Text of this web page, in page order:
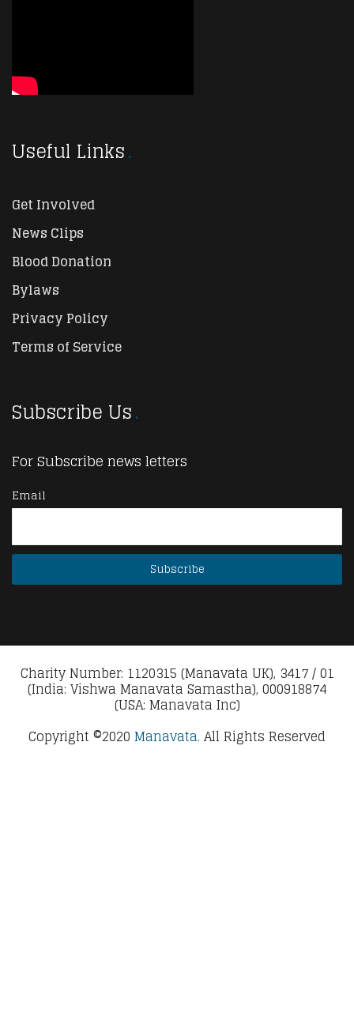
Useful Links
Get Involved
News Clips
Blood Donation
Bylaws
Privacy Policy
Terms of Service
Subscribe Us
For Subscribe news letters
Email
Charity Number: 1120315 (Manavata UK), 3417 / 01
(India: Vishwa Manavata Samastha), 000918874
(USA: Manavata Inc)
Copyright ©2020 Manavata. All Rights Reserved